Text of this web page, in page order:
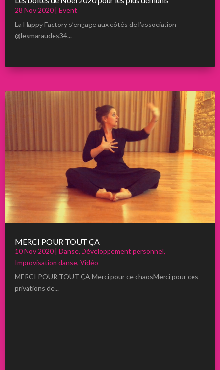
28 Nov 2020 |Event
La Happy Factory s’engage aux côtés de l’association
@lesmaraudes34...
MERCI POUR TOUT ÇA
10 Nov 2020 |Danse,Développement personnel,
Improvisation danse,Vidéo
MERCI POUR TOUT ÇA Merci pour ce chaosMerci pour ces
privations de...